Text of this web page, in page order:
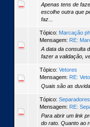
Apenas tens de
escolhe outra que
faz...
Tópico: Marcação
Mensagem: RE:
A data da consulta
fazer a validação,
Tópico: Vetores
Mensagem: RE:
Quais são as
Tópico:
Mensagem: RE:
Para abrir um link
do rato. Quanto ao